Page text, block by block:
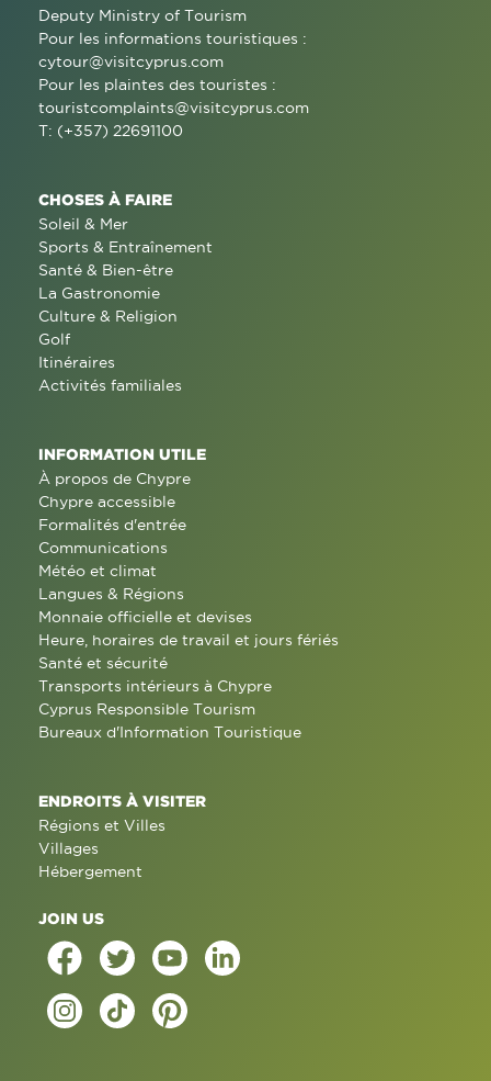
Deputy Ministry of Tourism
Pour les informations touristiques :
cytour@visitcyprus.com
Pour les plaintes des touristes :
touristcomplaints@visitcyprus.com
T: (+357) 22691100
CHOSES À FAIRE
Soleil & Mer
Sports & Entraînement
Santé & Bien-être
La Gastronomie
Culture & Religion
Golf
Itinéraires
Activités familiales
INFORMATION UTILE
À propos de Chypre
Chypre accessible
Formalités d'entrée
Communications
Météo et climat
Langues & Régions
Monnaie officielle et devises
Heure, horaires de travail et jours fériés
Santé et sécurité
Transports intérieurs à Chypre
Cyprus Responsible Tourism
Bureaux d'Information Touristique
ENDROITS À VISITER
Régions et Villes
Villages
Hébergement
JOIN US